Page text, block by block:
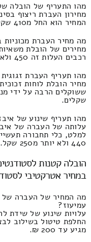
מהו התעריף של הובלה
מחירון העברת ריצוף
המחיר הוא החל מ410 שקלים חדשים.
מה מחיר העברת מכוניות
מחירים של הובלת
רכבים העלות זה 450 ולא יותר מ240 ₪.
מהו תעריף העברת
מחיר הובלת לוחות
שקלים.
מהו תעריף שינוע של
עלותה של העברה של
למלט, כלי תחבורה
440 ולא יותר מ250 שקל.
הובלה קטנות
במחיר אטרקטיבי
מה המחיר של העברה של
עמיעוז?
עלויות שינוע של שידת
מגיע עד 200 ₪.